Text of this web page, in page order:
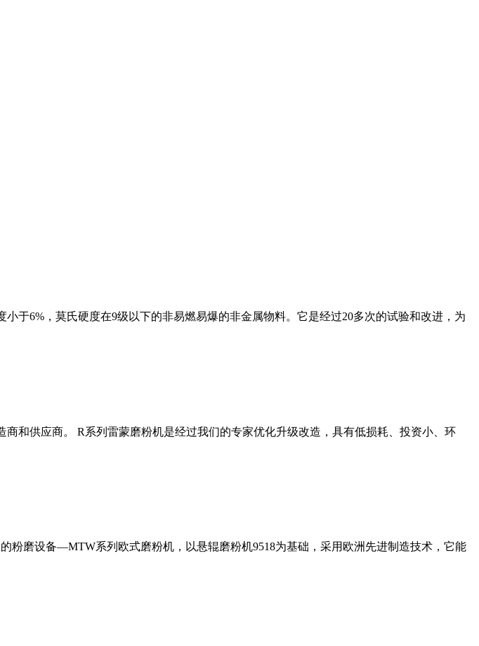
于6%，莫氏硬度在9级以下的非易燃易爆的非金属物料。它是经过20多次的试验和改进，为
和供应商。 R系列雷蒙磨粉机是经过我们的专家优化升级改造，具有低损耗、投资小、环
粉磨设备—MTW系列欧式磨粉机，以悬辊磨粉机9518为基础，采用欧洲先进制造技术，它能